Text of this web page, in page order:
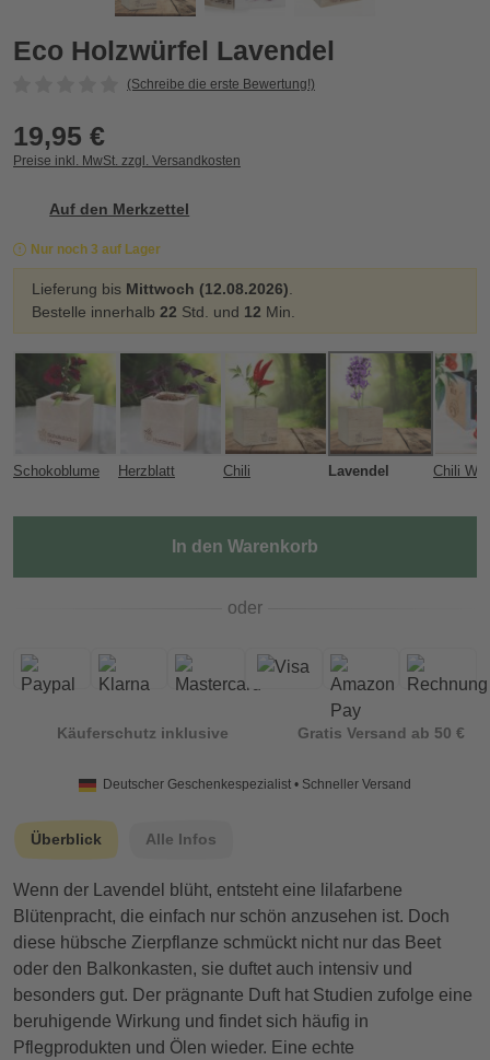
Eco Holzwürfel Lavendel
(Schreibe die erste Bewertung!)
19,95 €
Preise inkl. MwSt. zzgl. Versandkosten
Auf den Merkzettel
Nur noch 3 auf Lager
Lieferung bis Mittwoch (12.08.2026).
Bestelle innerhalb 22 Std. und 12 Min.
Schokoblume Herzblatt Chili Lavendel Chili
In den Warenkorb
oder
Käuferschutz inklusive Gratis Versand ab 50 €
Deutscher Geschenkespezialist • Schneller Versand
Überblick Alle Infos
Wenn der Lavendel blüht, entsteht eine lilafarbene
Blütenpracht, die einfach nur schön anzusehen ist. Doch
diese hübsche Zierpflanze schmückt nicht nur das Beet
oder den Balkonkasten, sie duftet auch intensiv und
besonders gut. Der prägnante Duft hat Studien zufolge eine
beruhigende Wirkung und findet sich häufig in
Pflegprodukten und Ölen wieder. Eine echte